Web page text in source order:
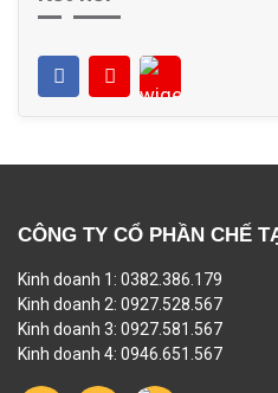
CÔNG TY CỔ PHẦN CHẾ
Kinh doanh 1: 0382.386.179
Kinh doanh 2: 0927.528.567
Kinh doanh 3: 0927.581.567
Kinh doanh 4: 0946.651.567